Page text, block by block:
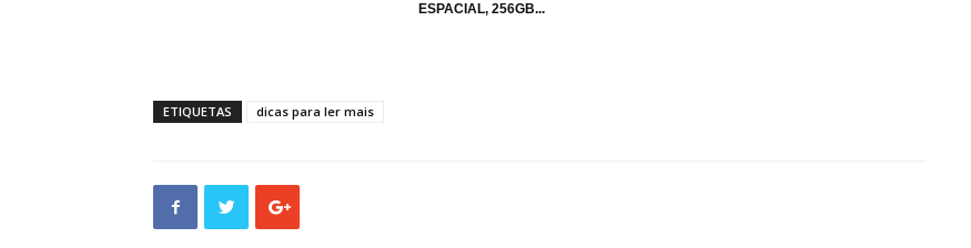
ESPACIAL, 256GB...
ETIQUETAS dicas para ler mais